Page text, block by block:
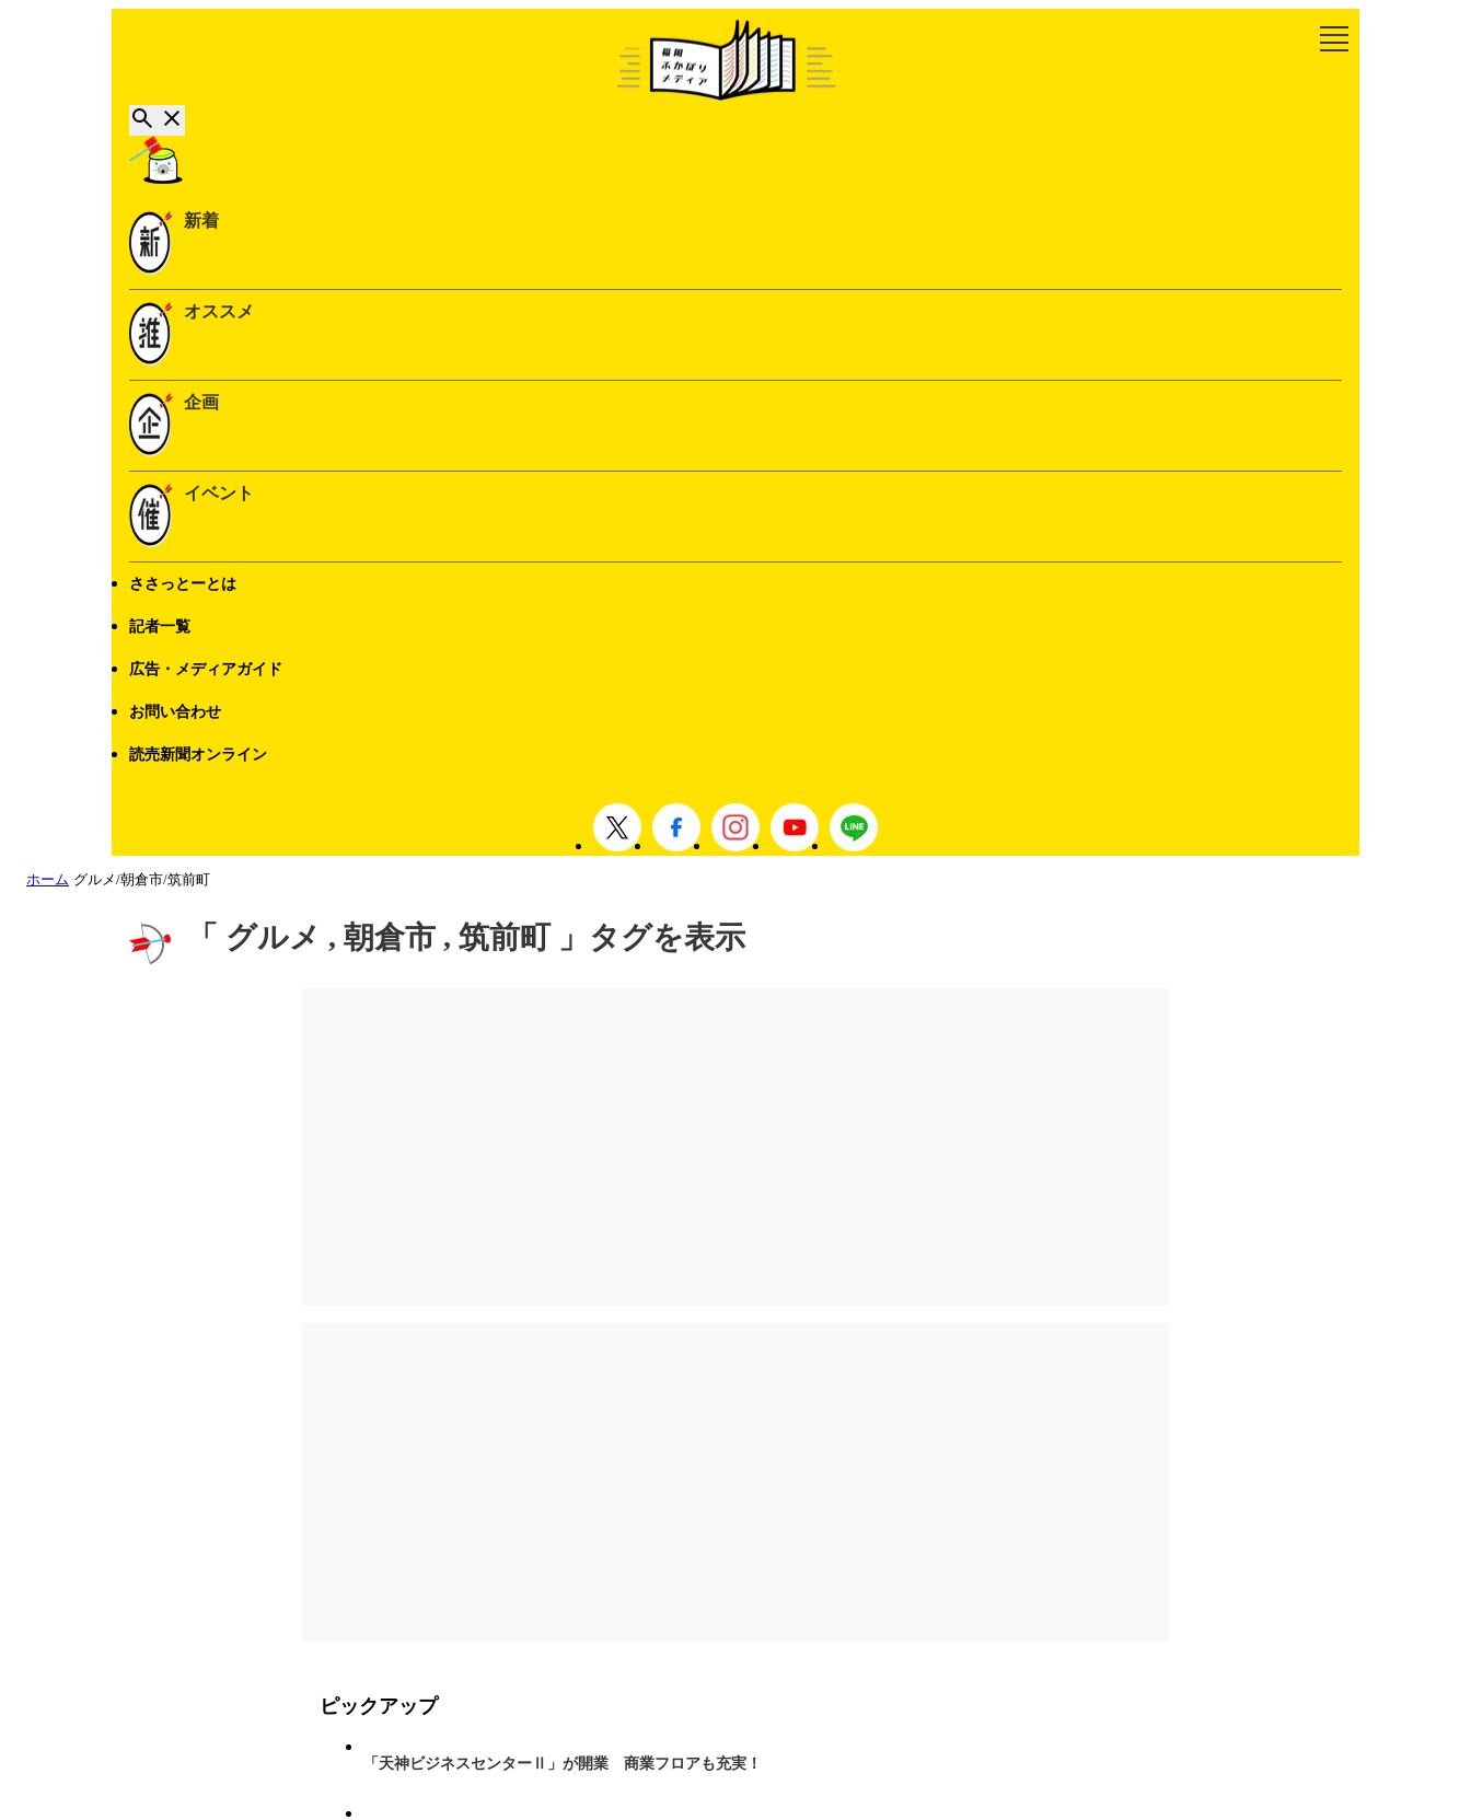
新着
オススメ
企画
イベント
ささっとーとは
記者一覧
広告・メディアガイド
お問い合わせ
読売新聞オンライン
ホーム グルメ/朝倉市/筑前町
「 グルメ , 朝倉市 , 筑前町 」タグを表示
ピックアップ
「天神ビジネスセンターⅡ」が開業 商業フロアも充実！